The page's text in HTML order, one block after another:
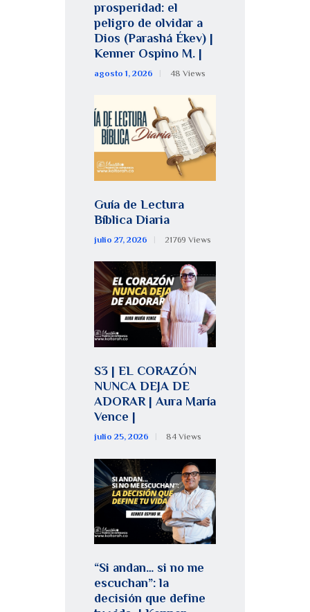
prosperidad: el
peligro de olvidar a
Dios (Parashá Ékev) |
Kenner Ospino M. |
agosto 1, 2026 48 Views
Guía de Lectura
Bíblica Diaria
julio 27, 2026 21769 Views
S3 | EL CORAZÓN
NUNCA DEJA DE
ADORAR | Aura María
Vence |
julio 25, 2026 84 Views
“Si andan… si no me
escuchan”: la
decisión que define